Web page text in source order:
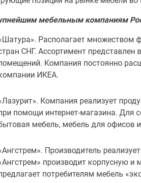
мебельным компаниям
Располагает множеством
СНГ. Ассортимент
Компания постоянно
ИКЕА.
Компания реализует
помощи интернет-магазина. Для
мебель, мебель для офисов и
Производитель
производит корпусную
потребителям мебель